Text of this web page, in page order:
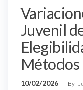
Juvenil
Métodos
10/02/2026 By